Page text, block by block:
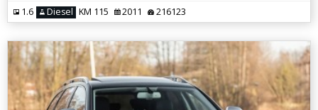
1.6 Diesel KM 115 2011 216123